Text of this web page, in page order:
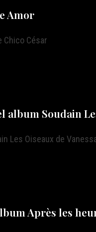
Amor
César
album Soudain
Les Oiseaux de
Après les